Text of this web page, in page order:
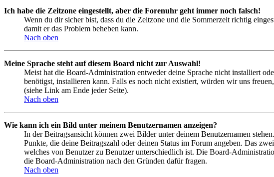
Ich habe die Zeitzone eingestellt, aber die Forenuhr geht immer noch falsch!
Wenn du dir sicher bist, dass du die Zeitzone und die Sommerzeit richtig
damit er das Problem beheben kann.
Nach oben
Meine Sprache steht auf diesem Board nicht zur Auswahl!
Meist hat die Board-Administration entweder deine Sprache nicht installiert
benötigst, installieren kann. Falls es noch nicht existiert, würden wir uns
(siehe Link am Ende jeder Seite).
Nach oben
Wie kann ich ein Bild unter meinem Benutzernamen anzeigen?
In der Beitragsansicht können zwei Bilder unter deinem Benutzernamen
Punkte, die deine Beitragszahl oder deinen Status im Forum angeben. Das
welches von Benutzer zu Benutzer unterschiedlich ist. Die Board-
die Board-Administration nach den Gründen dafür fragen.
Nach oben